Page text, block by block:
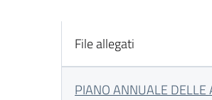
File allegati
PIANO ANNUALE